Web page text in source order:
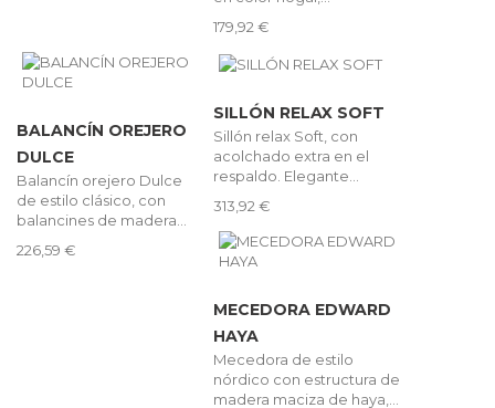
179,92 €
BALANCÍN OREJERO
DULCE
Balancín orejero Dulce
de estilo clásico, con
balancines de madera...
226,59 €
SILLÓN RELAX SOFT
Sillón relax Soft, con
acolchado extra en el
respaldo. Elegante...
313,92 €
MECEDORA EDWARD
HAYA
Mecedora de estilo
nórdico con estructura de
madera maciza de haya,...